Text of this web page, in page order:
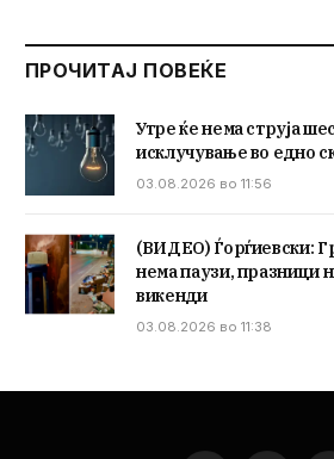
ПРОЧИТАЈ ПОВЕЌЕ
Утре ќе нема струја
исклучување во едно
03.08.2026 во 11:56
(ВИДЕО) Ѓорѓиевски:
нема паузи, празници
викенди
03.08.2026 во 11:38